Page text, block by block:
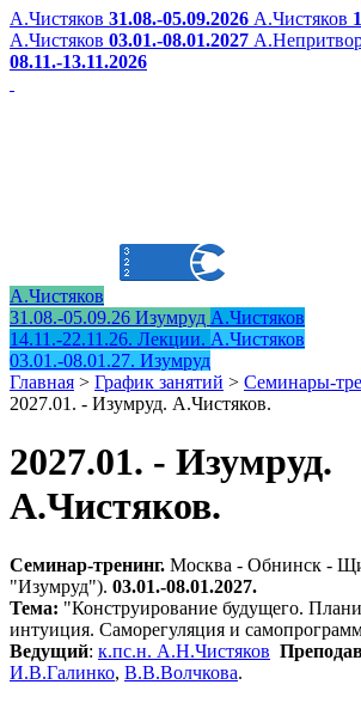
А.Чистяков 31.08.-05.09.2026 А.Чистяков
А.Чистяков 03.01.-08.01.2027
08.11.-13.11.2026
А.Чистяков
31.08.-05.09.26 Изумруд А.Чистяков
14.11.-22.11.26. Лекции. А.Чистяков
03.01.-08.01.27. Изумруд
Главная > График занятий > Семинары-
2027.01. - Изумруд. А.Чистяков.
2027.01. - Изумруд.
А.Чистяков.
Cеминар-тренинг. Москва - Обнинск -
"Изумруд"). 03.01.-08.01.2027.
Тема: "Конструирование будущего.
интуиция. Саморегуляция и
Ведущий: к.пс.н. А.Н.Чистяков
И.В.Галинко, В.В.Волчкова.